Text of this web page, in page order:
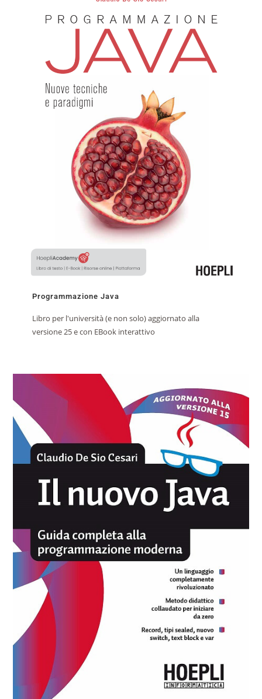
Programmazione Java
Libro per l'università (e non solo) aggiornato alla
versione 25 e con EBook interattivo